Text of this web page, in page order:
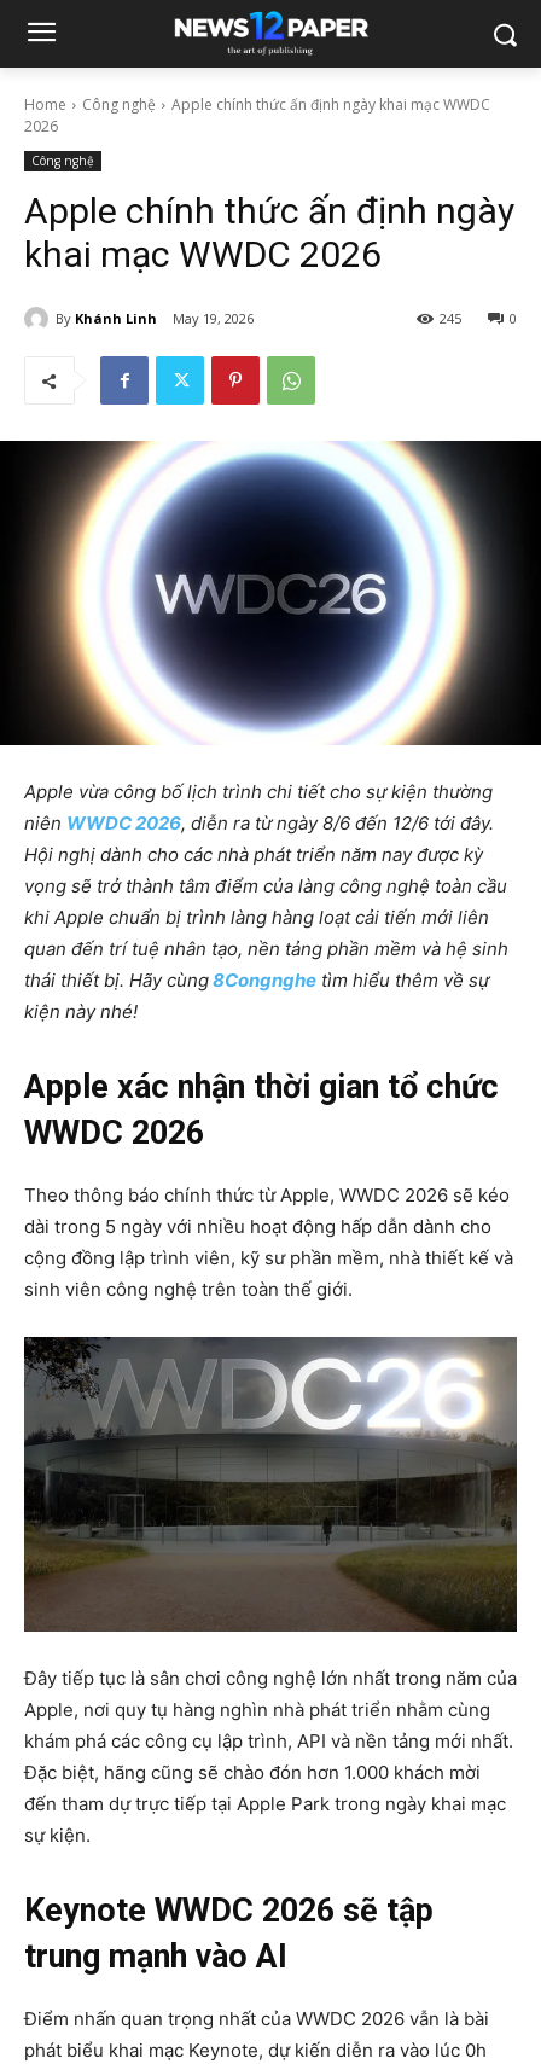
Home Công nghệ
Apple chính thức ấn định ngày khai mạc WWDC
2026
Công nghệ
Apple chính thức ấn định ngày
khai mạc WWDC 2026
By Khánh Linh May 19, 2026 0
245
Apple vừa công bố lịch trình chi tiết cho sự kiện thường
niên WWDC 2026, diễn ra từ ngày 8/6 đến 12/6 tới đây.
Hội nghị dành cho các nhà phát triển năm nay được kỳ
vọng sẽ trở thành tâm điểm của làng công nghệ toàn cầu
khi Apple chuẩn bị trình làng hàng loạt cải tiến mới liên
quan đến trí tuệ nhân tạo, nền tảng phần mềm và hệ sinh
thái thiết bị. Hãy cùng8Congnghe tìm hiểu thêm về sự
kiện này nhé!
Apple xác nhận thời gian tổ chức
WWDC 2026
Theo thông báo chính thức từApple, WWDC 2026 sẽ kéo
dài trong 5 ngày với nhiều hoạt động hấp dẫn dành cho
cộng đồng lập trình viên, kỹ sư phần mềm, nhà thiết kế và
sinh viên công nghệ trên toàn thế giới.
Đây tiếp tục là sân chơi công nghệ lớn nhất trong năm của
Apple, nơi quy tụ hàng nghìn nhà phát triển nhằm cùng
khám phá các công cụ lập trình, API và nền tảng mới nhất.
Đặc biệt, hãng cũng sẽ chào đón hơn 1.000 khách mời
đến tham dự trực tiếp tại Apple Park trong ngày khai mạc
sự kiện.
Keynote WWDC 2026 sẽ tập
trung mạnh vào AI
Điểm nhấn quan trọng nhất của WWDC 2026 vẫn là bài
phát biểu khai mạc Keynote, dự kiến diễn ra vào lúc 0h